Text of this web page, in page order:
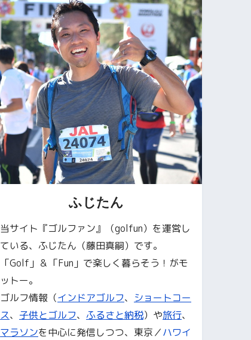
ふじたん
当サイト『ゴルファン』（golfun）を運営し
ている、ふじたん（藤田真嗣）です。
「Golf」＆「Fun」で楽しく暮らそう！がモ
ットー。
ゴルフ情報（インドアゴルフ、 ショートコー
ス、 子供とゴルフ、 ふるさと納税）や旅行、
マラソンを中心に発信しつつ、東京／ハワイ